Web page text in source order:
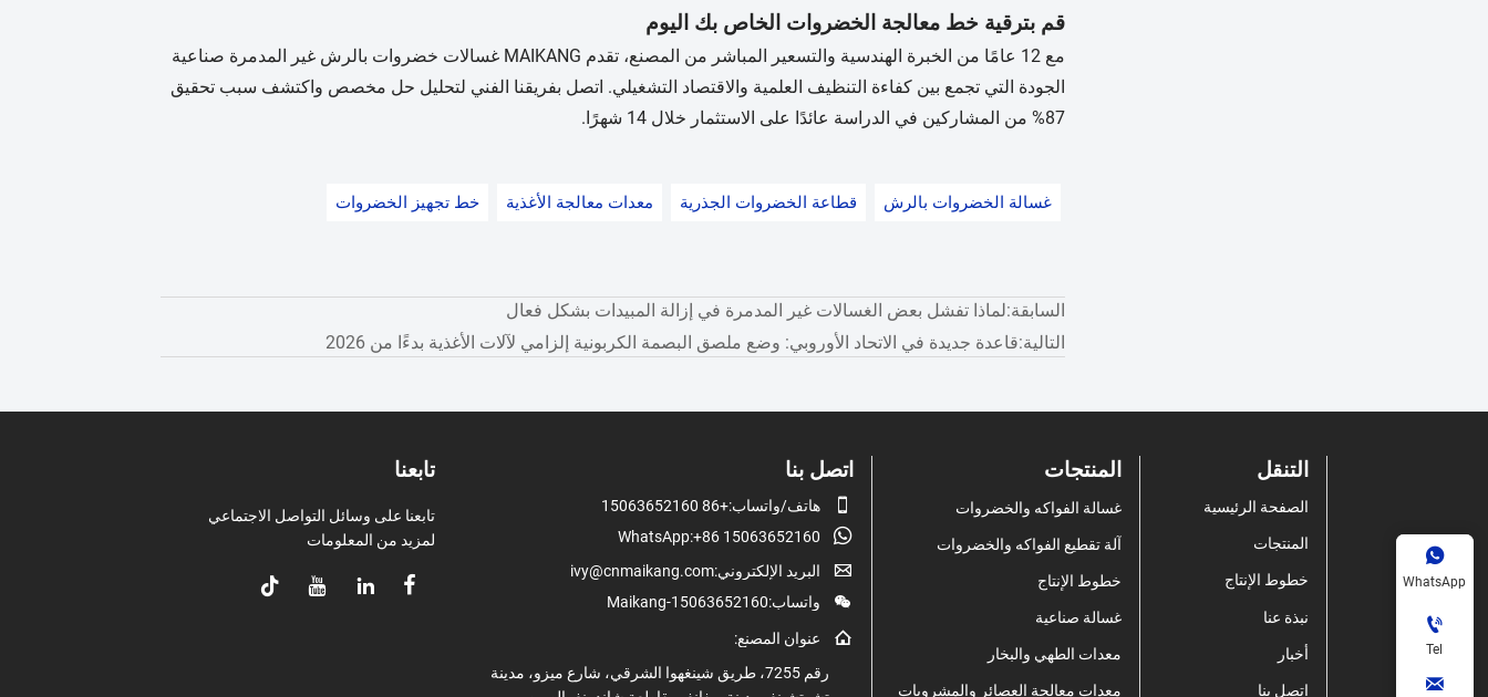
قم بترقية خط معالجة الخضروات الخاص بك اليوم
مع 12 عامًا من الخبرة الهندسية والتسعير المباشر من المصنع، تقدم MAIKANG غسالات خضروات بالرش غير المدمرة صناعية
الجودة التي تجمع بين كفاءة التنظيف العلمية والاقتصاد التشغيلي. اتصل بفريقنا الفني لتحليل حل مخصص واكتشف سبب تحقيق
87% من المشاركين في الدراسة عائدًا على الاستثمار خلال 14 شهرًا.
غسالة الخضروات بالرش قطاعة الخضروات الجذرية معدات معالجة الأغذية خط تجهيز الخضروات
السابقة:لماذا تفشل بعض الغسالات غير المدمرة في إزالة المبيدات بشكل فعال
التالية:قاعدة جديدة في الاتحاد الأوروبي: وضع ملصق البصمة الكربونية إلزامي لآلات الأغذية بدءًا من 2026
التنقل
الصفحة الرئيسية
المنتجات
خطوط الإنتاج
نبذة عنا
أخبار
اتصل بنا
المنتجات
غسالة الفواكه والخضروات
آلة تقطيع الفواكه والخضروات
خطوط الإنتاج
غسالة صناعية
معدات الطهي والبخار
معدات معالجة العصائر والمشروبات
اتصل بنا
 هاتف/واتساب:+86 15063652160

WhatsApp:+86 15063652160
 البريد الإلكتروني:ivy@cnmaikang.com
 واتساب:Maikang-15063652160

عنوان المصنع:
رقم 7255، طريق شينغهوا الشرقي، شارع ميزو، مدينة
تابعنا
تابعنا على وسائل التواصل الاجتماعي
لمزيد من المعلومات





WhatsApp

Tel
